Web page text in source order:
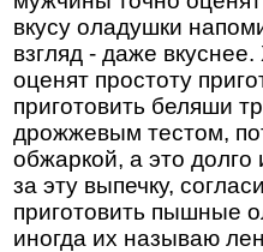
вкусу оладушки
взгляд - даже
оценят простоту
приготовить беляши
дрожжевым тестом,
обжаркой, а это
за эту выпечку,
приготовить пышные
иногда их называю